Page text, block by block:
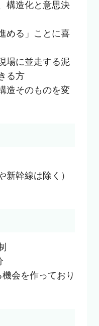
構造化と意思決
める」ことに喜
場に並走する泥
る方
造そのものを変
幹線は除く）
会を作っており